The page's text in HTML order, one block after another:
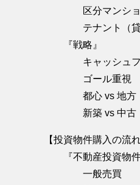
区分マンショ
テナント（貸
『戦略』
キャッシュフ
ゴール重視
都心 vs 地方
新築 vs 中古
【投資物件購入の流れ
『不動産投資物件
一般売買